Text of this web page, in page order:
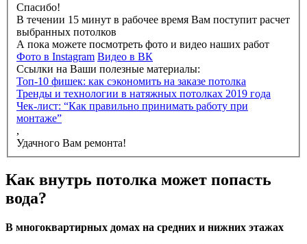
Спасибо!
В течении 15 минут в рабочее время Вам поступит расчет
выбранных потолков
А пока можете посмотреть фото и видео наших работ
Фото в Instagram Видео в ВК
Ссылки на Ваши полезные материалы:
Топ-10 фишек: как сэкономить на заказе потолка
Тренды и технологии в натяжных потолках 2019 года
Чек-лист: “Как правильно принимать работу при
монтаже”
,
Удачного Вам ремонта!
Как внутрь потолка может попасть
вода?
В многоквартирных домах на средних и нижних этажах